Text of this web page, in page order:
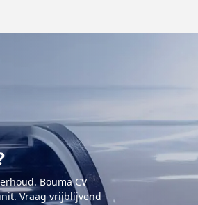
Bouma CV
Vraag vrijblijvend